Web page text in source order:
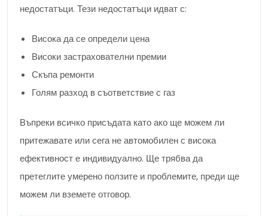
недостатъци. Тези недостатъци идват с:
Висока да се определи цена
Високи застрахователни премии
Скъпа ремонти
Голям разход в съответствие с газ
Въпреки всичко присъдата като ако ще можем ли
притежавате или сега не автомобилен с висока
ефективност е индивидуално. Ще трябва да
претеглите умерено ползите и проблемите, преди ще
можем ли вземете отговор.